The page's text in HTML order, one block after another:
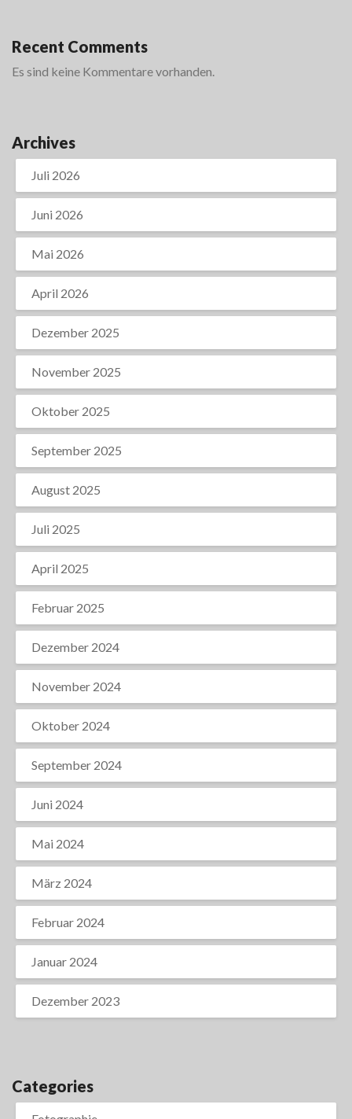
Recent Comments
Es sind keine Kommentare vorhanden.
Archives
Juli 2026
Juni 2026
Mai 2026
April 2026
Dezember 2025
November 2025
Oktober 2025
September 2025
August 2025
Juli 2025
April 2025
Februar 2025
Dezember 2024
November 2024
Oktober 2024
September 2024
Juni 2024
Mai 2024
März 2024
Februar 2024
Januar 2024
Dezember 2023
Categories